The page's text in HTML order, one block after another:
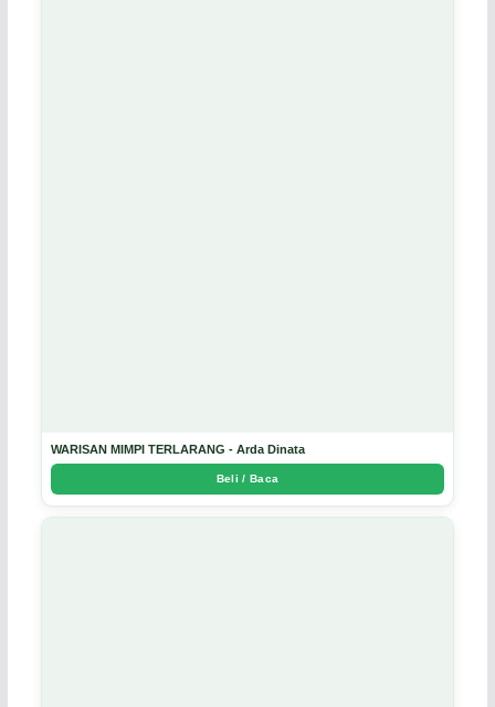
WARISAN MIMPI TERLARANG - Arda Dinata
Beli / Baca